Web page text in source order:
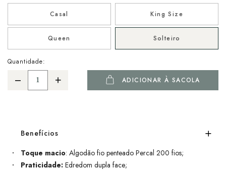
Casal King Size
Queen Solteiro
Quantidade:
ADICIONAR À SACOLA
Benefícios
Toque macio: Algodão fio penteado Percal 200 fios;
Praticidade: Edredom dupla face;